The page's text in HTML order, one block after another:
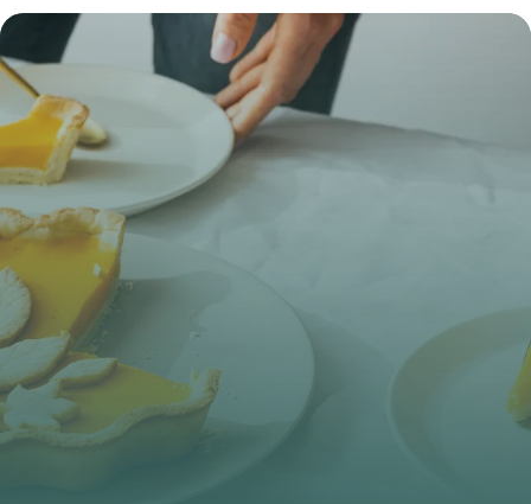
Complet
29 mai 2026